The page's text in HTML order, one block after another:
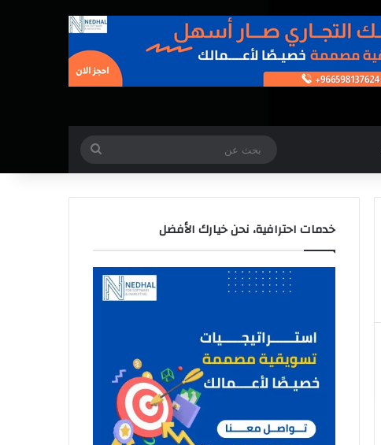
عن
خدمات احترافية، نحن خيارك الأفضل